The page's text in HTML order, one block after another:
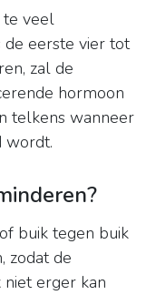
te veel
eerste vier tot
zal de
hormoon
telkens wanneer
wordt.
buik tegen buik
zodat de
niet erger kan